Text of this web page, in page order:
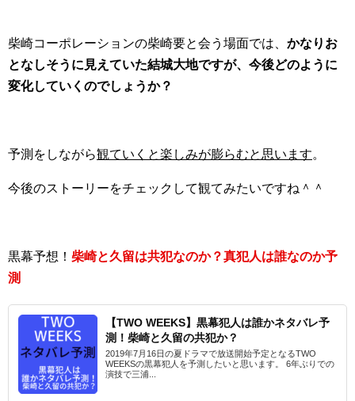
柴崎コーポレーションの柴崎要と会う場面では、 かなりお
となしそうに見えていた結城大地ですが、今後どのように
変化していくのでしょうか？
予測をしながら観ていくと楽しみが膨らむと思います。
今後のストーリーをチェックして観てみたいですね＾＾
黒幕予想！ 柴崎と久留は共犯なのか？真犯人は誰なのか予
測
【TWO WEEKS】黒幕犯人は誰かネタバレ予
測！柴崎と久留の共犯か？
2019年7月16日の夏ドラマで放送開始予定となるTWO
WEEKSの黒幕犯人を予測したいと思います。 6年ぶりでの
演技で三浦...